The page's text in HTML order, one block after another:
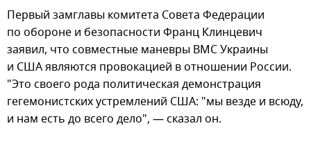
Первый замглавы комитета Совета Федерации
по обороне и безопасности Франц Клинцевич
заявил, что совместные маневры ВМС Украины
и США являются провокацией в отношении России.
"Это своего рода политическая демонстрация
гегемонистских устремлений США: "мы везде и всюду,
и нам есть до всего дело", — сказал он.